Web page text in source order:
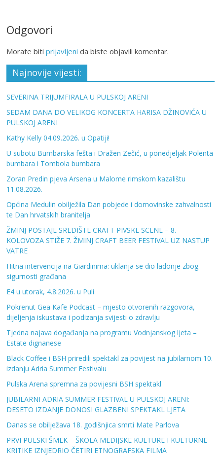
Odgovori
Morate bitiprijavljeni da biste objavili komentar.
Najnovije vijesti:
SEVERINA TRIJUMFIRALA U PULSKOJ ARENI
SEDAM DANA DO VELIKOG KONCERTA HARISA DŽINOVIĆA U
PULSKOJ ARENI
Kathy Kelly 04.09.2026. u Opatiji!
U subotu Bumbarska fešta i Dražen Zečić, u ponedjeljak Polenta
bumbara i Tombola bumbara
Zoran Predin pjeva Arsena u Malome rimskom kazalištu
11.08.2026.
Općina Medulin obilježila Dan pobjede i domovinske zahvalnosti
te Dan hrvatskih branitelja
ŽMINJ POSTAJE SREDIŠTE CRAFT PIVSKE SCENE – 8.
KOLOVOZA STIŽE 7. ŽMINJ CRAFT BEER FESTIVAL UZ NASTUP
VATRE
Hitna intervencija na Giardinima: uklanja se dio ladonje zbog
sigurnosti građana
E4 u utorak, 4.8.2026. u Puli
Pokrenut Gea Kafe Podcast – mjesto otvorenih razgovora,
dijeljenja iskustava i podizanja svijesti o zdravlju
Tjedna najava događanja na programu Vodnjanskog ljeta –
Estate dignanese
Black Coffee i BSH priredili spektakl za povijest na jubilarnom 10.
izdanju Adria Summer Festivalu
Pulska Arena spremna za povijesni BSH spektakl
JUBILARNI ADRIA SUMMER FESTIVAL U PULSKOJ ARENI:
DESETO IZDANJE DONOSI GLAZBENI SPEKTAKL LJETA
Danas se obilježava 18. godišnjica smrti Mate Parlova
PRVI PULSKI ŠMEK – ŠKOLA MEDIJSKE KULTURE I KULTURNE
KRITIKE IZNJEDRIO ČETIRI ETNOGRAFSKA FILMA